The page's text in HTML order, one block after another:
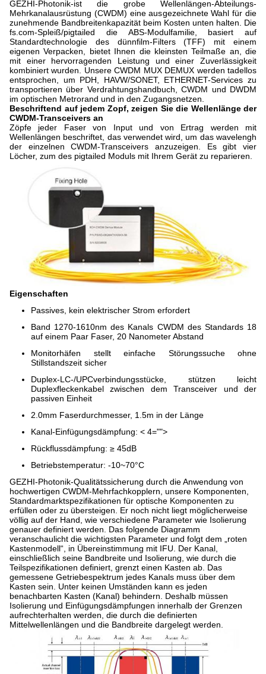
GEZHI-Photonik-ist die grobe Wellenlängen-Abteilungs-
Mehrkanalausrüstung (CWDM) eine ausgezeichnete Wahl für die
zunehmende Bandbreitenkapazität beim Kosten unten halten. Die
fs.com-Spleiß/pigtailed die ABS-Modulfamilie, basiert auf
Standardtechnologie des dünnfilm-Filters (TFF) mit einem
eigenen Verpacken, bietet Ihnen die kleinsten Teilmaße an, die
mit einer hervorragenden Leistung und einer Zuverlässigkeit
kombiniert wurden. Unsere CWDM MUX DEMUX werden tadellos
entsprochen, um PDH, HAVW/SONET, ETHERNET-Services zu
transportieren über Verdrahtungshandbuch, CWDM und DWDM
im optischen Metrorand und in den Zugangsnetzen.
Beschriftend auf jedem Zopf, zeigen Sie die Wellenlänge der
CWDM-Transceivers an
Zöpfe jeder Faser von Input und von Ertrag werden mit
Wellenlängen beschriftet, das verwendet wird, um das wavelengh
der einzelnen CWDM-Transceivers anzuzeigen. Es gibt vier
Löcher, zum des pigtailed Moduls mit Ihrem Gerät zu reparieren.
Eigenschaften
Passives, kein elektrischer Strom erfordert
Band 1270-1610nm des Kanals CWDM des Standards 18
auf einem Paar Faser, 20 Nanometer Abstand
Monitorhäfen stellt einfache Störungssuche ohne
Stillstandszeit sicher
Duplex-LC-/UPCverbindungsstücke, stützen leicht
Duplexfleckenkabel zwischen dem Transceiver und der
passiven Einheit
2.0mm Faserdurchmesser, 1.5m in der Länge
Kanal-Einfügungsdämpfung: < 4="">
Rückflussdämpfung: ≥ 45dB
Betriebstemperatur: -10~70°C
GEZHI-Photonik-Qualitätssicherung durch die Anwendung von
hochwertigen CWDM-Mehrfachkopplern, unsere Komponenten,
Standardmarktspezifikationen für optische Komponenten zu
erfüllen oder zu übersteigen. Er noch nicht liegt möglicherweise
völlig auf der Hand, wie verschiedene Parameter wie Isolierung
genauer definiert werden. Das folgende Diagramm
veranschaulicht die wichtigsten Parameter und folgt dem „roten
Kastenmodell“, in Übereinstimmung mit IFU. Der Kanal,
einschließlich seine Bandbreite und Isolierung, wie durch die
Teilspezifikationen definiert, grenzt einen Kasten ab. Das
gemessene Getriebespektrum jedes Kanals muss über dem
Kasten sein. Unter keinen Umständen kann es jeden
benachbarten Kasten (Kanal) behindern. Deshalb müssen
Isolierung und Einfügungsdämpfungen innerhalb der Grenzen
aufrechterhalten werden, die durch die definierten
Mittelwellenlängen und die Bandbreite dargelegt werden.